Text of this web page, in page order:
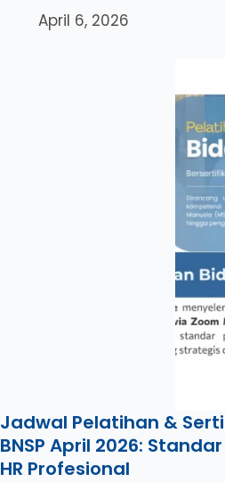
April 6, 2026
Jadwal Pelatihan &
BNSP April 2026:
HR Profesional